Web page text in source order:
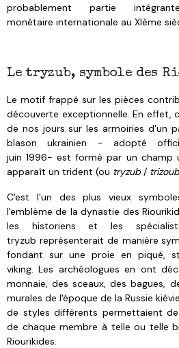
probablement partie
monétaire internationale au XIème
Le tryzub, symbole des
Le motif frappé sur les pièces
découverte exceptionnelle. En effet,
de nos jours sur les armoiries d'un
blason ukrainien - adopté
juin 1996- est formé par un champ
apparaît un trident (ou tryzub /
C'est l'un des plus vieux
l'emblème de la dynastie des
les historiens et les
tryzub représenterait de manière
fondant sur une proie en piqué,
viking. Les archéologues en ont
monnaie, des sceaux, des bagues,
murales de l'époque de la Russie
de styles différents permettaient
de chaque membre à telle ou telle
Riourikides.